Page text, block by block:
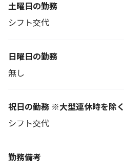
土曜日の勤務
シフト交代
日曜日の勤務
無し
祝日の勤務 ※大型連休時を除く
シフト交代
勤務備考